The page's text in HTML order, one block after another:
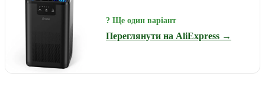
? Ще один варіант
Переглянути на AliExpress →